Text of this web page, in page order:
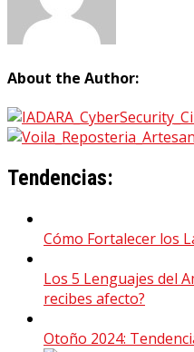
About the Author:
Tendencias:
Cómo Fortalecer los
Los 5 Lenguajes del
recibes afecto?
Otoño 2024: